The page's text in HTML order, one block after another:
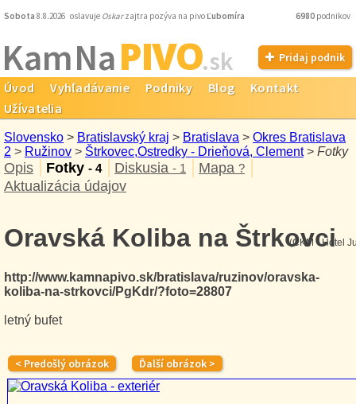
Sobota 8.8.2026 oslavuje Oskarzajtra pozýva na pivo Ľubomíra 6980 podnikov
Kam NaPIVO.sk Pridaj podnik
Úvod Vyhľadávanie Podniky Blog
Kontakt
Užívatelia
Slovensko > Bratislavský kraj > Bratislava > Okres Bratislava
2 > Ružinov > Štrkovec,Ostredky - Drieňová, Clement> Fotky
Opis Fotky - 4 Diskusia - 1 Mapa ?
Aktualizácia údajov
Oravská Koliba na Štrkovci
http://www.kamnapivo.sk/bratislava/ruzinov/oravska-
koliba-na-strkovci/PgKdr/?foto=28807
letný bufet
(CKM - Hotel